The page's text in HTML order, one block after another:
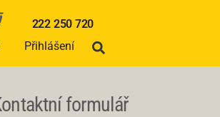
222 250 720
Přihlášení
formulář